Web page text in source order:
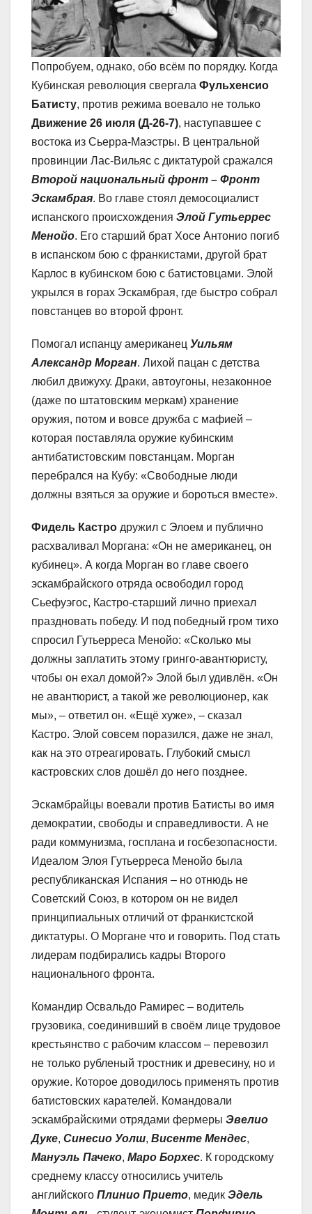
Попробуем, однако, обо всём по порядку. Когда
Кубинская революция свергала Фульхенсио
Батисту, против режима воевало не только
Движение 26 июля (Д-26-7), наступавшее с
востока из Сьерра-Маэстры. В центральной
провинции Лас-Вильяс с диктатурой сражался
Второй национальный фронт – Фронт
Эскамбрая. Во главе стоял демосоциалист
испанского происхождения Элой Гутьеррес
Менойо. Его старший брат Хосе Антонио погиб
в испанском бою с франкистами, другой брат
Карлос в кубинском бою с батистовцами. Элой
укрылся в горах Эскамбрая, где быстро собрал
повстанцев во второй фронт.
Помогал испанцу американец Уильям
Александр Морган. Лихой пацан с детства
любил движуху. Драки, автоугоны, незаконное
(даже по штатовским меркам) хранение
оружия, потом и вовсе дружба с мафией –
которая поставляла оружие кубинским
антибатистовским повстанцам. Морган
перебрался на Кубу: «Свободные люди
должны взяться за оружие и бороться вместе».
Фидель Кастро дружил с Элоем и публично
расхваливал Моргана: «Он не американец, он
кубинец». А когда Морган во главе своего
эскамбрайского отряда освободил город
Сьефуэгос, Кастро-старший лично приехал
праздновать победу. И под победный гром тихо
спросил Гутьерреса Менойо: «Сколько мы
должны заплатить этому гринго-авантюристу,
чтобы он ехал домой?» Элой был удивлён. «Он
не авантюрист, а такой же революционер, как
мы», – ответил он. «Ещё хуже», – сказал
Кастро. Элой совсем поразился, даже не знал,
как на это отреагировать. Глубокий смысл
кастровских слов дошёл до него позднее.
Эскамбрайцы воевали против Батисты во имя
демократии, свободы и справедливости. А не
ради коммунизма, госплана и госбезопасности.
Идеалом Элоя Гутьерреса Менойо была
республиканская Испания – но отнюдь не
Советский Союз, в котором он не видел
принципиальных отличий от франкистской
диктатуры. О Моргане что и говорить. Под стать
лидерам подбирались кадры Второго
национального фронта.
Командир Освальдо Рамирес – водитель
грузовика, соединивший в своём лице трудовое
крестьянство с рабочим классом – перевозил
не только рубленый тростник и древесину, но и
оружие. Которое доводилось применять против
батистовских карателей. Командовали
эскамбрайскими отрядами фермеры Эвелио
Дуке, Синесио Уолш, Висенте Мендес,
Мануэль Пачеко, Маро Борхес. К городскому
среднему классу относились учитель
английского Плинио Прието, медик Эдель